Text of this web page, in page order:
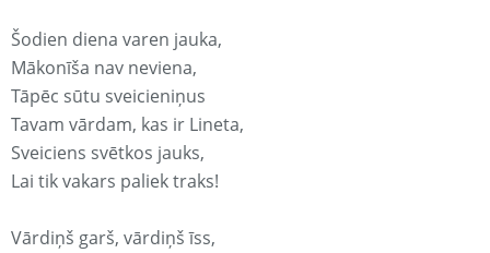
Šodien diena varen jauka,
Mākonīša nav neviena,
Tāpēc sūtu sveicieniņus
Tavam vārdam, kas ir Lineta,
Sveiciens svētkos jauks,
Lai tik vakars paliek traks!
Vārdiņš garš, vārdiņš īss,